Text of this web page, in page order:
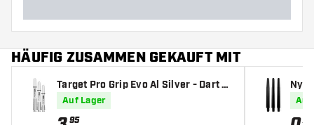
HÄUFIG ZUSAMMEN GEKAUFT MIT
Target Pro Grip Evo Al Silver - Dart S
hafts
Auf Lager
95
Auf
79